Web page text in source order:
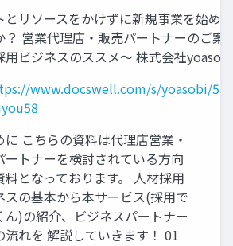
とリソースをかけずに新規事業を始め
？ 営業代理店‧販売パートナーのご案
⽤ビジネスのススメ〜 株式会社yoasobi
www.docswell.com/s/yoasobi/
に こちらの資料は代理店営業‧
ートナーを検討されている⽅向
料となっております。 ⼈材採⽤
スの基本から本サービス(採⽤で
ん)の紹介、ビジネスパートナー
流れを 解説していきます！ 01